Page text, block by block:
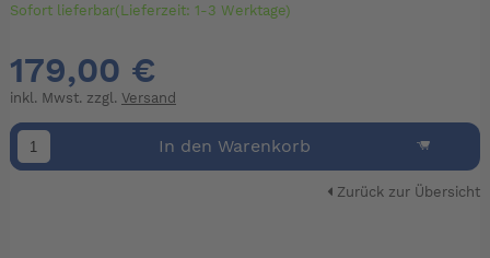
Sofort lieferbar(Lieferzeit: 1-3 Werktage)
179,00 €
inkl. Mwst. zzgl. Versand
In den Warenkorb
Zurück zur Übersicht